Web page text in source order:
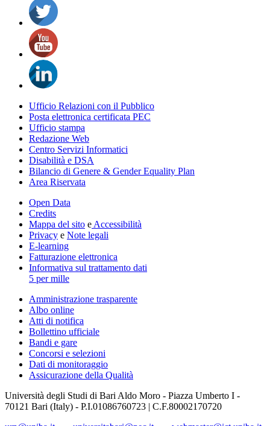
Ufficio Relazioni con il Pubblico
Posta elettronica certificata PEC
Ufficio stampa
Redazione Web
Centro Servizi Informatici
Disabilità e DSA
Bilancio di Genere & Gender Equality Plan
Area Riservata
Open Data
Credits
Mappa del sito e Accessibilità
Privacy e Note legali
E-learning
Fatturazione elettronica
Informativa sul trattamento dati
5 per mille
Amministrazione trasparente
Albo online
Atti di notifica
Bollettino ufficiale
Bandi e gare
Concorsi e selezioni
Dati di monitoraggio
Assicurazione della Qualità
Università degli Studi di Bari Aldo Moro - Piazza Umberto I -
70121 Bari (Italy) - P.I.01086760723 | C.F.80002170720